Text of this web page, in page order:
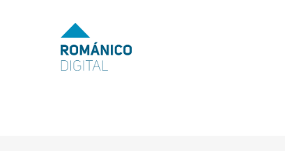
MENU
TOP